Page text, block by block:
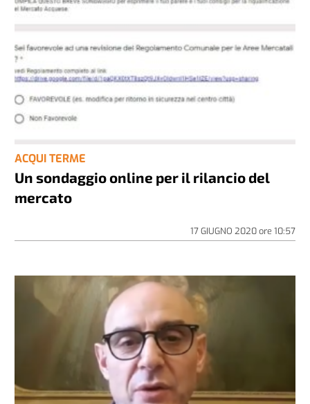
ACQUI TERME
Un sondaggio online per il rilancio del
mercato
17 GIUGNO 2020ore 10:57